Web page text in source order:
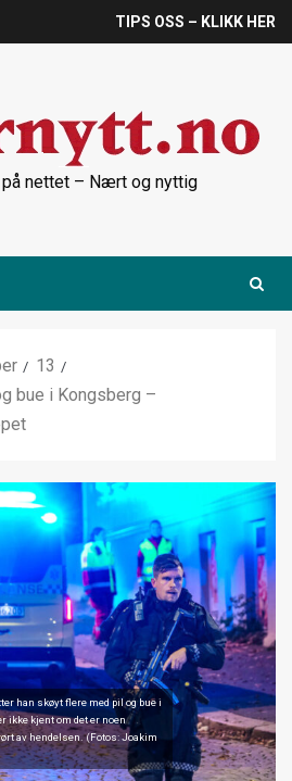
TIPS OSS – KLIKK HER
nettet – Nært og nyttig
13
bue i Kongsberg –
han skøyt flere med pil og bue i
ikke kjent om det er noen
av hendelsen. (Fotos: Joakim